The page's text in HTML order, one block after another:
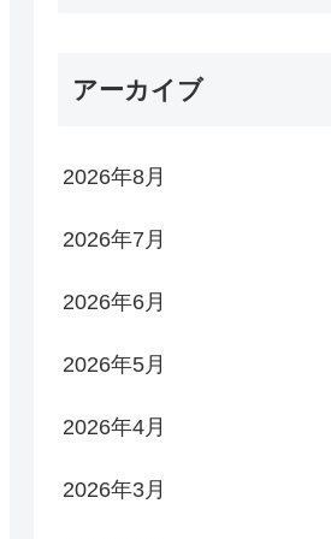
アーカイブ
2026年8月
2026年7月
2026年6月
2026年5月
2026年4月
2026年3月